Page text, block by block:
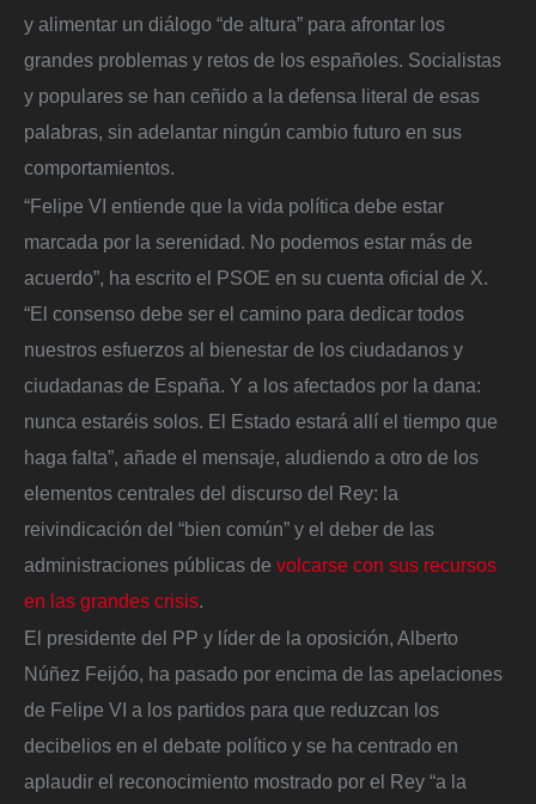
y alimentar un diálogo “de altura” para afrontar los
grandes problemas y retos de los españoles. Socialistas
y populares se han ceñido a la defensa literal de esas
palabras, sin adelantar ningún cambio futuro en sus
comportamientos.
“Felipe VI entiende que la vida política debe estar
marcada por la serenidad. No podemos estar más de
acuerdo”, ha escrito el PSOE en su cuenta oficial de X.
“El consenso debe ser el camino para dedicar todos
nuestros esfuerzos al bienestar de los ciudadanos y
ciudadanas de España. Y a los afectados por la dana:
nunca estaréis solos. El Estado estará allí el tiempo que
haga falta”, añade el mensaje, aludiendo a otro de los
elementos centrales del discurso del Rey: la
reivindicación del “bien común” y el deber de las
administraciones públicas de volcarse con sus recursos
en las grandes crisis.
El presidente del PP y líder de la oposición, Alberto
Núñez Feijóo, ha pasado por encima de las apelaciones
de Felipe VI a los partidos para que reduzcan los
decibelios en el debate político y se ha centrado en
aplaudir el reconocimiento mostrado por el Rey “a la